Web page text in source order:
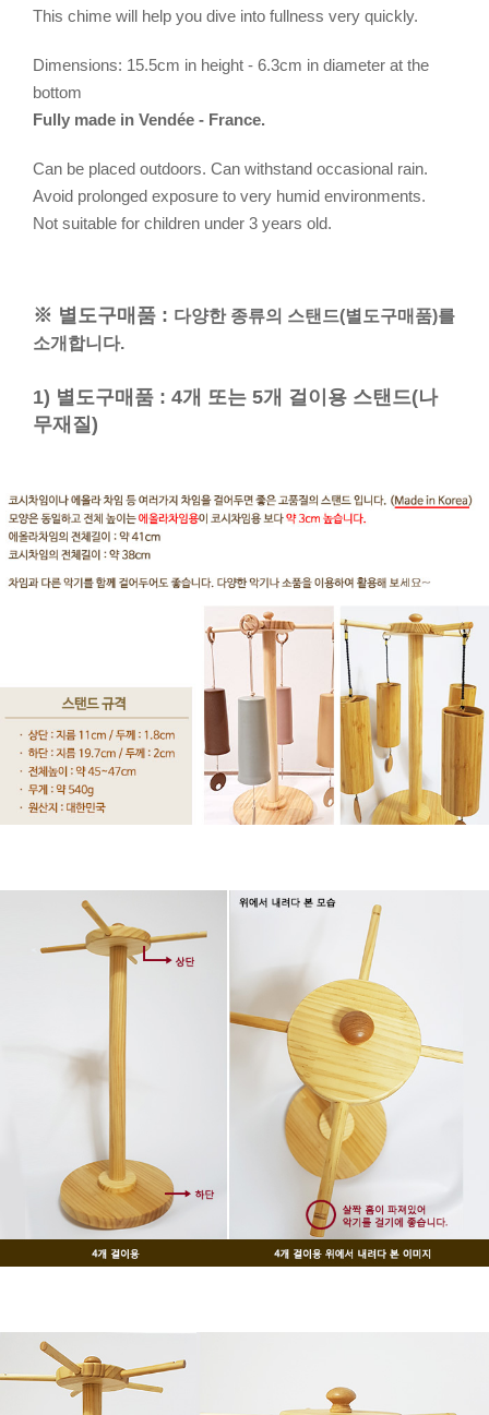
This chime will help you dive into fullness very quickly.
Dimensions: 15.5cm in height - 6.3cm in diameter at the
bottom
Fully made in Vendée - France.
Can be placed outdoors. Can withstand occasional rain.
Avoid prolonged exposure to very humid environments.
Not suitable for children under 3 years old.
※ 별도구매품 : 다양한 종류의 스탠드(별도구매품)를
소개합니다.
1) 별도구매품 : 4개 또는 5개 걸이용 스탠드(나
무재질)